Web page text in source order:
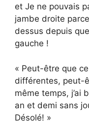
et Je ne pouvais
jambe droite
dessus depuis
gauche !
« Peut-être que
différentes, peut-
même temps, j’ai
an et demi sans
Désolé! »